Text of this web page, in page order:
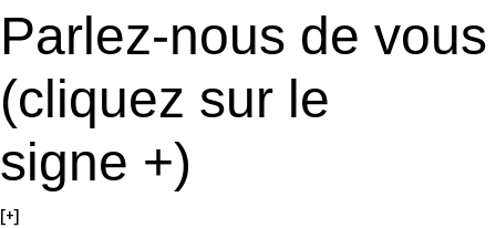
Parlez-nous de vous
(cliquez sur le
signe +)
[+]